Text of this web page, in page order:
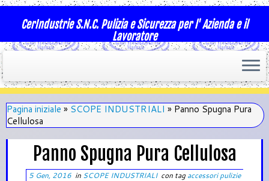
CerIndustrie S.N.C. Pulizia e Sicurezza per l' Azienda e il
Lavoratore
Pagina iniziale » SCOPE INDUSTRIALI » Panno Spugna Pura
Cellulosa
Panno Spugna Pura Cellulosa
5 Gen, 2016 in SCOPE INDUSTRIALI con tagaccessori pulizie